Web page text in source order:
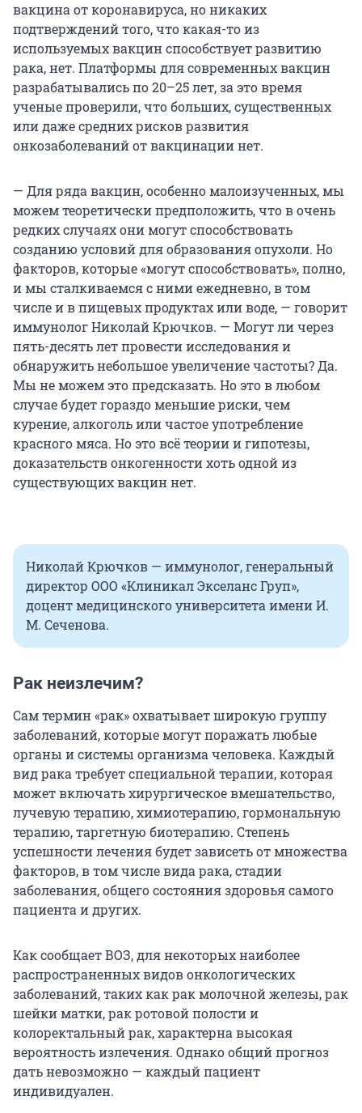
вакцина от коронавируса, но никаких
подтверждений того, что какая-то из
используемых вакцин способствует развитию
рака, нет. Платформы для современных вакцин
разрабатывались по 20–25 лет, за это время
ученые проверили, что больших, существенных
или даже средних рисков развития
онкозаболеваний от вакцинации нет.
— Для ряда вакцин, особенно малоизученных, мы
можем теоретически предположить, что в очень
редких случаях они могут способствовать
созданию условий для образования опухоли. Но
факторов, которые «могут способствовать», полно,
и мы сталкиваемся с ними ежедневно, в том
числе и в пищевых продуктах или воде, — говорит
иммунолог Николай Крючков. — Могут ли через
пять-десять лет провести исследования и
обнаружить небольшое увеличение частоты? Да.
Мы не можем это предсказать. Но это в любом
случае будет гораздо меньшие риски, чем
курение, алкоголь или частое употребление
красного мяса. Но это всё теории и гипотезы,
доказательств онкогенности хоть одной из
существующих вакцин нет.
Николай Крючков — иммунолог, генеральный
директор ООО «Клиникал Экселанс Груп»,
доцент медицинского университета имени И.
М. Сеченова.
Рак неизлечим?
Сам термин «рак» охватывает широкую группу
заболеваний, которые могут поражать любые
органы и системы организма человека. Каждый
вид рака требует специальной терапии, которая
может включать хирургическое вмешательство,
лучевую терапию, химиотерапию, гормональную
терапию, таргетную биотерапию. Степень
успешности лечения будет зависеть от множества
факторов, в том числе вида рака, стадии
заболевания, общего состояния здоровья самого
пациента и других.
Как сообщает ВОЗ, для некоторых наиболее
распространенных видов онкологических
заболеваний, таких как рак молочной железы, рак
шейки матки, рак ротовой полости и
колоректальный рак, характерна высокая
вероятность излечения. Однако общий прогноз
дать невозможно — каждый пациент
индивидуален.